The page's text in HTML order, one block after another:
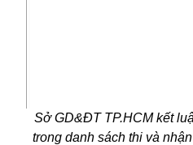
Sở GD&ĐT TP.HCM kết
trong danh sách thi và